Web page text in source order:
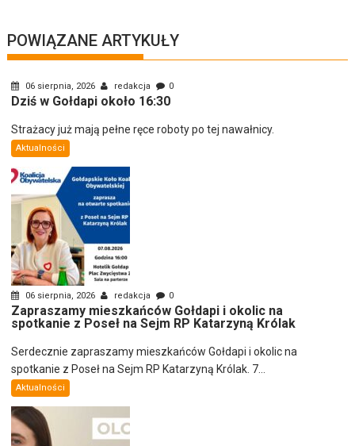
POWIĄZANE ARTYKUŁY
06 sierpnia, 2026 redakcja 0
Dziś w Gołdapi około 16:30
Strażacy już mają pełne ręce roboty po tej nawałnicy.
Aktualności
06 sierpnia, 2026 redakcja 0
Zapraszamy mieszkańców Gołdapi i okolic na
spotkanie z Poseł na Sejm RP Katarzyną Królak
Serdecznie zapraszamy mieszkańców Gołdapi i okolic na
spotkanie z Poseł na Sejm RP Katarzyną Królak. 7...
Aktualności